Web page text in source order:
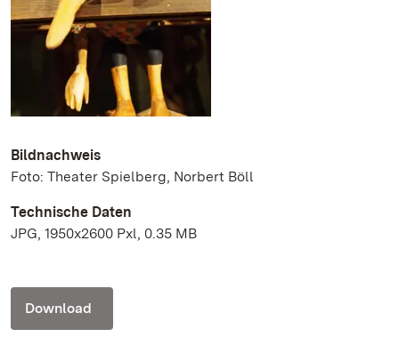
Bildnachweis
Foto: Theater Spielberg, Norbert Böll
Technische Daten
JPG, 1950x2600 Pxl, 0.35 MB
Download